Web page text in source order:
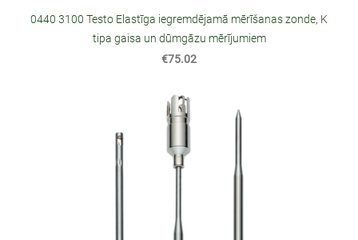
0440 3100 Testo Elastīga iegremdējamā mērīšanas zonde, K
tipa gaisa un dūmgāzu mērījumiem
€75.02